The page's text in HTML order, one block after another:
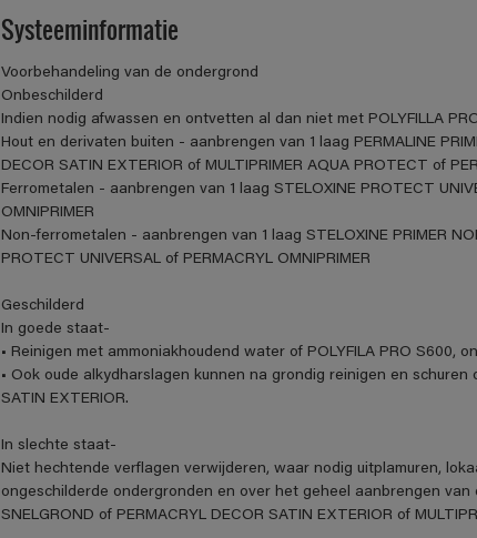
Systeeminformatie
Voorbehandeling van de ondergrond
Onbeschilderd
Indien nodig afwassen en ontvetten al dan niet met POLYFILLA
Hout en derivaten buiten - aanbrengen van 1 laag PERMALINE
DECOR SATIN EXTERIOR of MULTIPRIMER AQUA PROTECT of
Ferrometalen - aanbrengen van 1 laag STELOXINE PROTECT
OMNIPRIMER
Non-ferrometalen - aanbrengen van 1 laag STELOXINE PRIMER
PROTECT UNIVERSAL of PERMACRYL OMNIPRIMER
Geschilderd
In goede staat-
• Reinigen met ammoniakhoudend water of POLYFILA PRO S600,
• Ook oude alkydharslagen kunnen na grondig reinigen en schuren
SATIN EXTERIOR.
In slechte staat-
Niet hechtende verflagen verwijderen, waar nodig uitplamuren,
ongeschilderde ondergronden en over het geheel aanbrengen van
SNELGROND of PERMACRYL DECOR SATIN EXTERIOR of